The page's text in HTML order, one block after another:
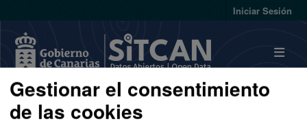
Iniciar Sesión
Conjuntos de datos
Gestionar el consentimiento
de las cookies